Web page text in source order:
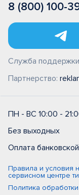
8 (800) 100-
Служба
Партнерство:
ПН - ВС 10:00 -
Без выходных
Оплата
Правила и условия
сервисном центре
Политика